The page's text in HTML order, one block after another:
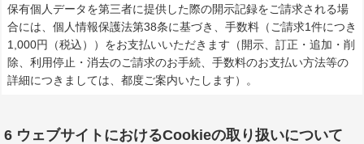
保有個人データを第三者に提供した際の開示記録をご請求される場
合には、個人情報保護法第38条に基づき、手数料（ご請求1件につき
1,000円（税込））をお支払いいただきます（開示、訂正・追加・削
除、利用停止・消去のご請求のお手続、手数料のお支払い方法等の
詳細につきましては、都度ご案内いたします）。
6 ウェブサイトにおけるCookieの取り扱いについて